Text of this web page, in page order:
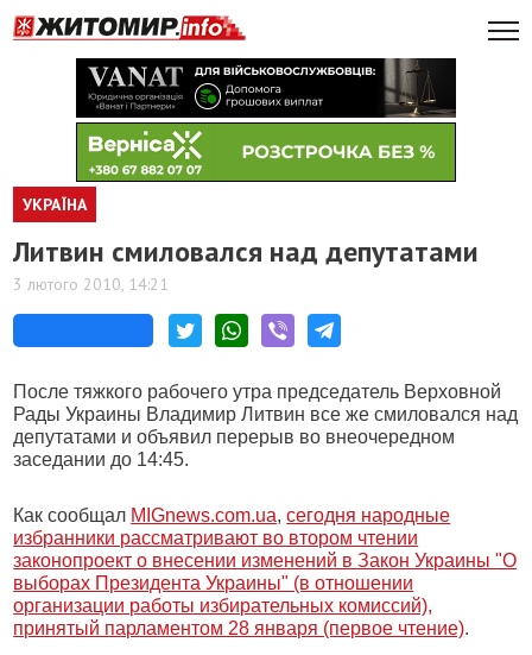
УКРАЇНА
Литвин смиловался над депутатами
3 лютого 2010, 14:21
После тяжкого рабочего утра председатель Верховной
Рады Украины Владимир Литвин все же смиловался над
депутатами и объявил перерыв во внеочередном
заседании до 14:45.
Как сообщал MIGnews.com.ua,сегодня народные
избранники рассматривают во втором чтении
законопроект о внесении изменений в Закон Украины "О
выборах Президента Украины" (в отношении
организации работы избирательных комиссий),
принятый парламентом 28 января (первое чтение).